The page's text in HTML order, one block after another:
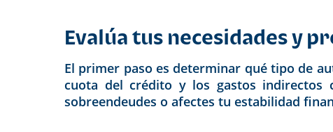
Evalúa tus necesidades y
El primer paso es determinar qué tipo de
cuota del crédito y los gastos indirectos
sobreendeudes o afectes tu estabilidad